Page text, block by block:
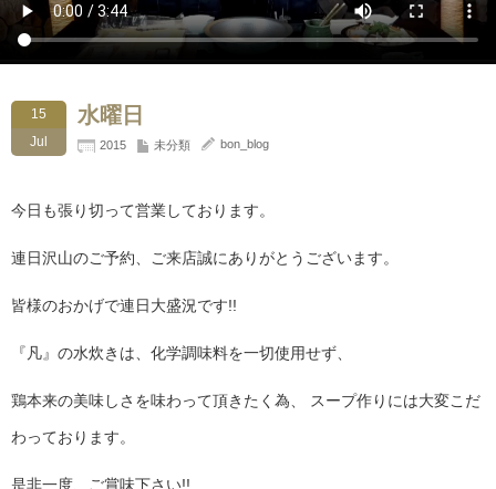
15
Jul
水曜日
2015 未分類 bon_blog
今日も張り切って営業しております。
連日沢山のご予約、ご来店誠にありがとうございます。
皆様のおかげで連日大盛況です!!
『凡』の水炊きは、化学調味料を一切使用せず、
鶏本来の美味しさを味わって頂きたく為、 スープ作りには大変こだ
わっております。
是非一度、ご賞味下さい!!